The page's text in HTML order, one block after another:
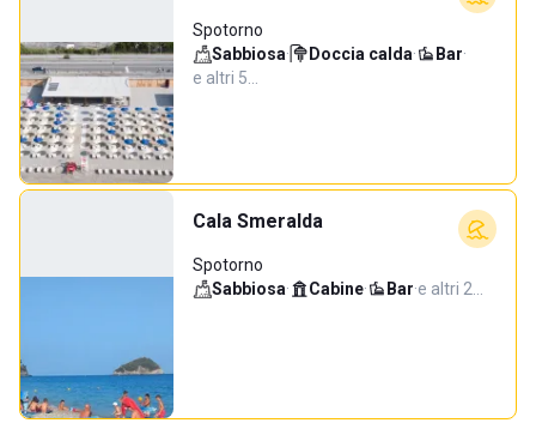
Spotorno
Sabbiosa· Doccia calda· Bar·
e altri 5…
Cala Smeralda
Spotorno
Sabbiosa· Cabine· Bar·e altri 2…